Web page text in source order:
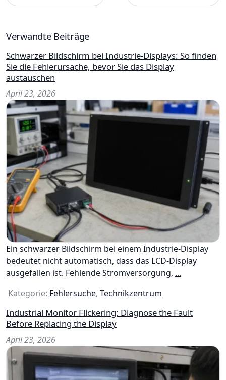
Verwandte Beiträge
Schwarzer Bildschirm bei Industrie-Displays: So finden
Sie die Fehlerursache, bevor Sie das Display
austauschen
April 23, 2026
Ein schwarzer Bildschirm bei einem Industrie-Display
bedeutet nicht automatisch, dass das LCD-Display
ausgefallen ist. Fehlende Stromversorgung, ...
Kategorie: Fehlersuche, Technikzentrum
Industrial Monitor Flickering: Diagnose the Fault
Before Replacing the Display
April 23, 2026